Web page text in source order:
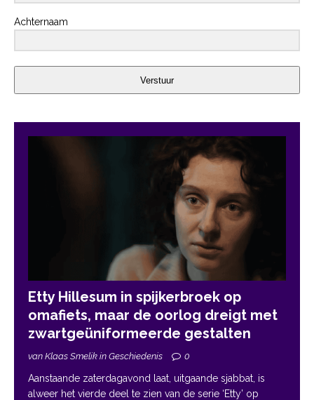
Achternaam
Verstuur
Etty Hillesum in spijkerbroek op
omafiets, maar de oorlog dreigt met
zwartgeüniformeerde gestalten
van Klaas Smelik in Geschiedenis 0
Aanstaande zaterdagavond laat, uitgaande sjabbat, is
alweer het vierde deel te zien van de serie ‘Etty’ op